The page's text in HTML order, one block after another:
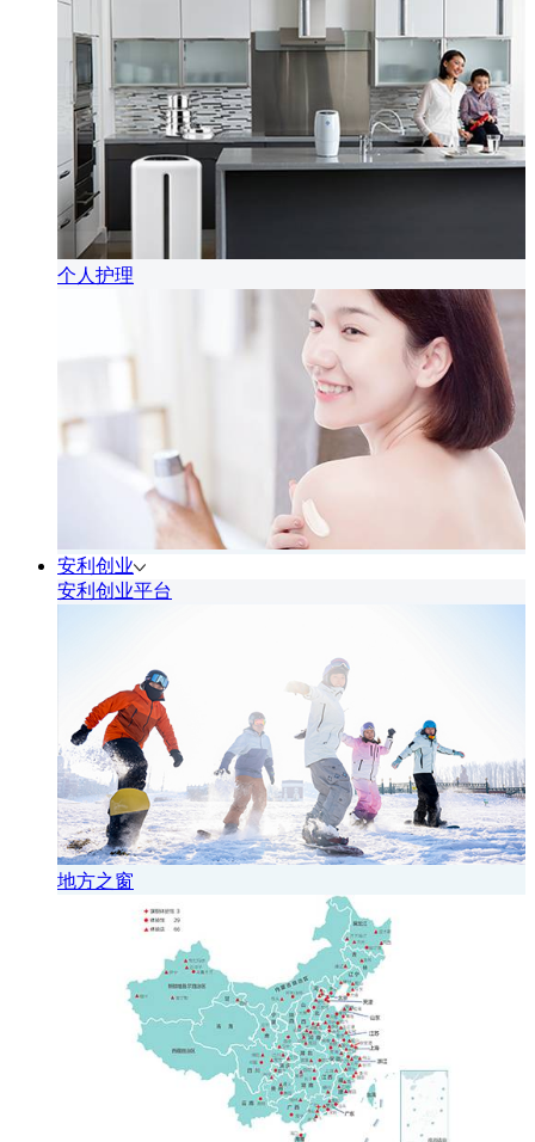
个人护理
安利创业
安利创业平台
地方之窗